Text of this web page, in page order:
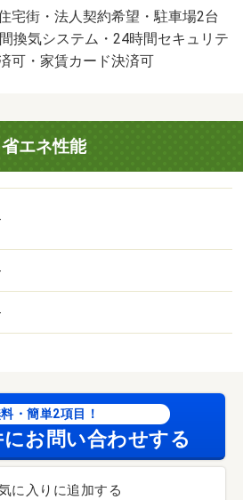
％ ※ペット可は２．５万／２．
ｕｍサポート（課税対象）１，９
０円／月・管理形態／管理員の勤
宅街・法人契約希望・駐車場2台
換気システム・24時間セキュリテ
可・家賃カード決済可
省エネ性能
・簡単2項目！
お問い合わせする
に入りに追加する